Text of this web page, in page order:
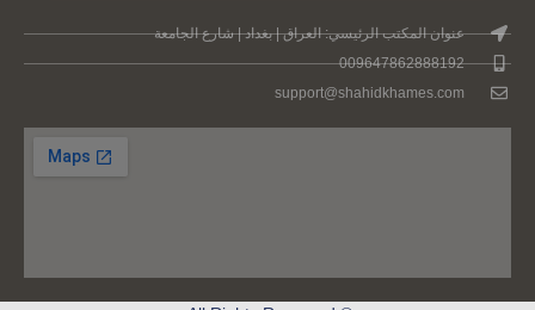
عنوان المكتب الرئيسي: العراق | بغداد | شارع الجامعة
009647862888192
support@shahidkhames.com